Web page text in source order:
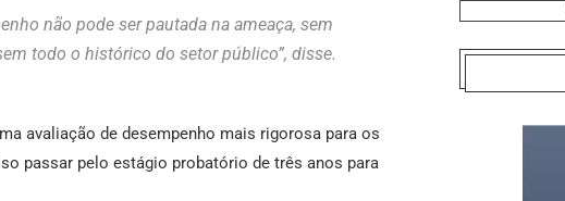
não pode ser pautada na ameaça, sem
todo o histórico do setor público”, disse.
avaliação de desempenho mais rigorosa para os
passar pelo estágio probatório de três anos para